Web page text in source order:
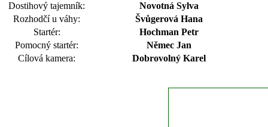
Dostihový tajemník:
Novotná Sylva
Rozhodčí u váhy:
Švůgerová Hana
Startér:
Hochman Petr
Pomocný startér:
Němec Jan
Cílová kamera:
Dobrovolný Karel